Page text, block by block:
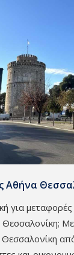
Αθήνα
για μεταφορές
Θεσσαλονίκη